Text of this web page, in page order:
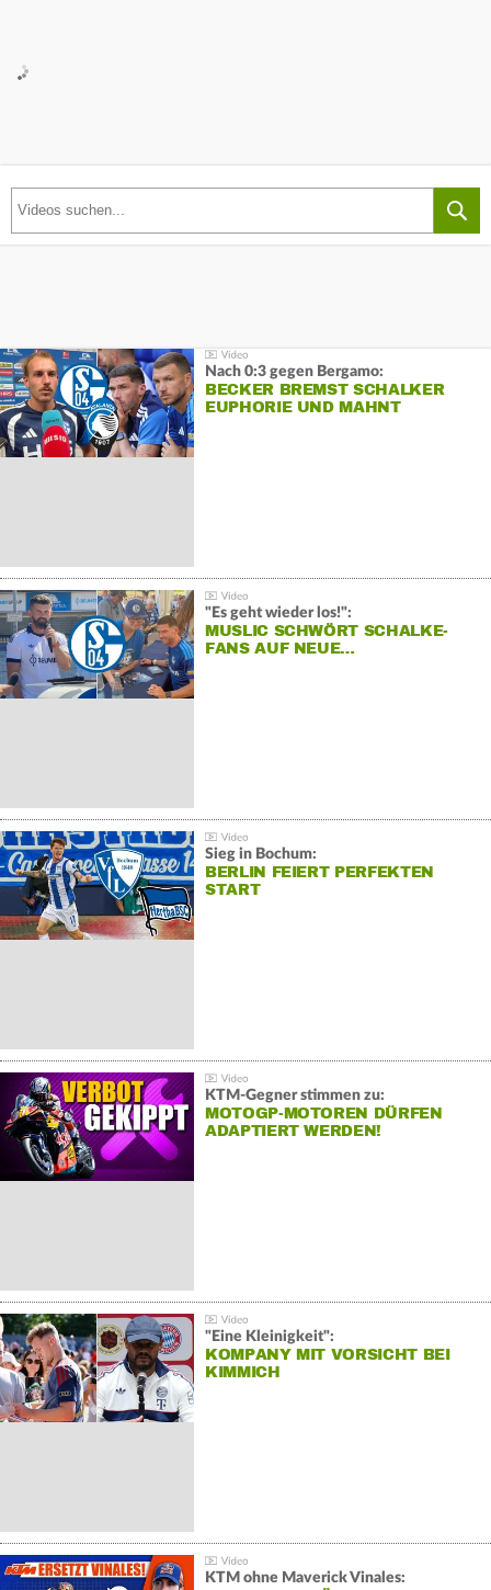
Nach 0:3 gegen Bergamo:
BECKER BREMST SCHALKER
EUPHORIE UND MAHNT
"Es geht wieder los!":
MUSLIC SCHWÖRT SCHALKE-
FANS AUF NEUE…
Sieg in Bochum:
BERLIN FEIERT PERFEKTEN
START
KTM-Gegner stimmen zu:
MOTOGP-MOTOREN DÜRFEN
ADAPTIERT WERDEN!
"Eine Kleinigkeit":
KOMPANY MIT VORSICHT BEI
KIMMICH
KTM ohne Maverick Vinales: